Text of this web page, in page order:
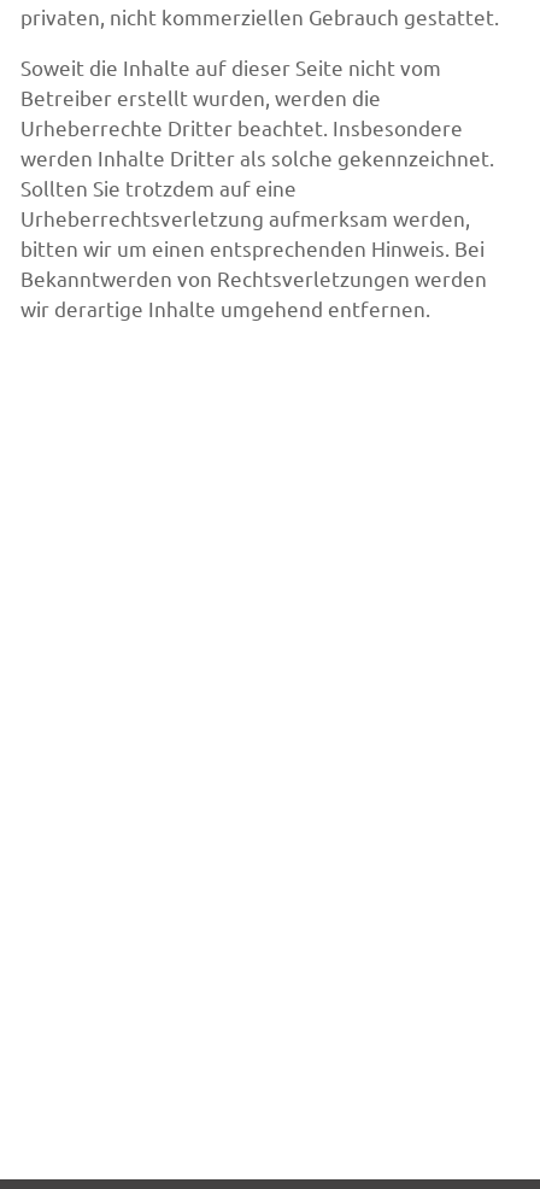
privaten, nicht kommerziellen Gebrauch gestattet.
Soweit die Inhalte auf dieser Seite nicht vom
Betreiber erstellt wurden, werden die
Urheberrechte Dritter beachtet. Insbesondere
werden Inhalte Dritter als solche gekennzeichnet.
Sollten Sie trotzdem auf eine
Urheberrechtsverletzung aufmerksam werden,
bitten wir um einen entsprechenden Hinweis. Bei
Bekanntwerden von Rechtsverletzungen werden
wir derartige Inhalte umgehend entfernen.